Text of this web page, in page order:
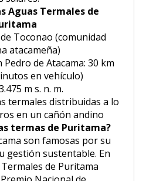
Aguas Termales de
Toconao (comunidad
atacameña)
Pedro de Atacama: 30 km
en vehículo)
m s. n. m.
termales distribuidas a lo
en un cañón andino
termas de Puritama?
son famosas por su
gestión sustentable. En
de Puritama